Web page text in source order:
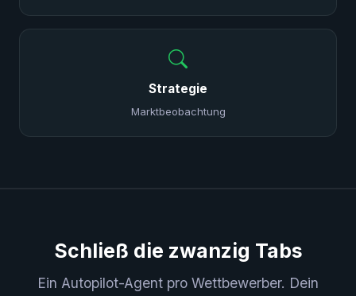
Strategie
Marktbeobachtung
Schließ die zwanzig Tabs
Ein Autopilot-Agent pro Wettbewerber. Dein